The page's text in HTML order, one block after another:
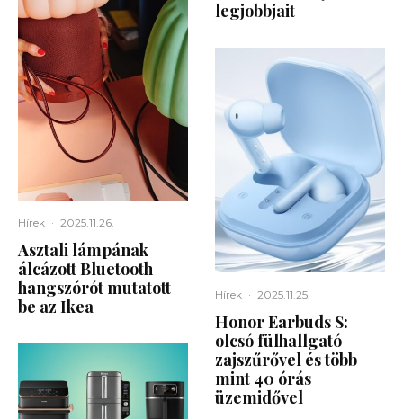
Hírek · 2025.11.26.
Asztali lámpának
álcázott Bluetooth
hangszórót mutatott
be az Ikea
legjobbjait
Hírek · 2025.11.25.
Honor Earbuds S:
olcsó fülhallgató
zajszűrővel és több
mint 40 órás
üzemidővel